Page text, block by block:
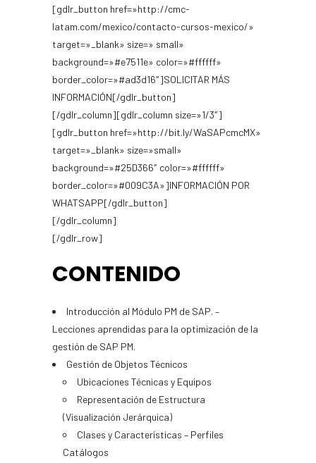
[gdlr_button href=»http://cmc-
latam.com/mexico/contacto-cursos-mexico/»
target=»_blank» size=» small»
background=»#e7511e» color=»#ffffff»
border_color=»#ad3d16″]SOLICITAR MÁS
INFORMACIÓN[/gdlr_button]
[/gdlr_column][gdlr_column size=»1/3″]
[gdlr_button href=»http://bit.ly/WaSAPcmcMX»
target=»_blank» size=»small»
background=»#25D366″ color=»#ffffff»
border_color=»#009C3A»]INFORMACIÓN POR
WHATSAPP[/gdlr_button]
[/gdlr_column]
[/gdlr_row]
CONTENIDO
Introducción al Módulo PM de SAP. –
Lecciones aprendidas para la optimización de la
gestión de SAP PM.
Gestión de Objetos Técnicos
Ubicaciones Técnicas y Equipos
Representación de Estructura
(Visualización Jerárquica)
Clases y Características – Perfiles
Catálogos